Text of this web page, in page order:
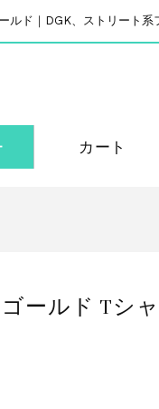
ルド｜DGK、ストリート系
カート
ールド Tシ